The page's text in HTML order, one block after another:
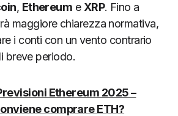
, Ethereum e XRP. Fino a
maggiore chiarezza normativa,
i conti con un vento contrario
breve periodo.
Ethereum 2025 –
comprare ETH?